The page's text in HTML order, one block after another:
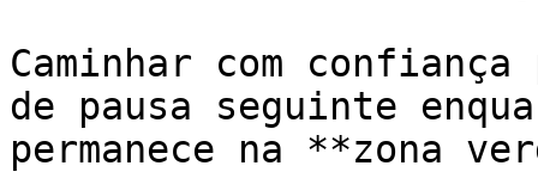
Caminhar com
de pausa seguinte
permanece na **zona